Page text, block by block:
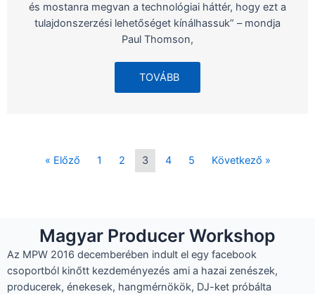
és mostanra megvan a technológiai háttér, hogy ezt a
tulajdonszerzési lehetőséget kínálhassuk” – mondja
Paul Thomson,
TOVÁBB
« Előző 1 2 3 4 5 Következő »
Magyar Producer Workshop
Az MPW 2016 decemberében indult el egy facebook
csoportból kinőtt kezdeményezés ami a hazai zenészek,
producerek, énekesek, hangmérnökök, DJ-ket próbálta